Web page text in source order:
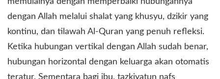
dengan Allah melalui shalat yang khusyu, dzikir yang
kontinu, dan tilawah Al-Quran yang penuh refleksi.
Ketika hubungan vertikal dengan Allah sudah benar,
hubungan horizontal dengan keluarga akan otomatis
teratur. Sementara bagi ibu, tazkiyatun nafs